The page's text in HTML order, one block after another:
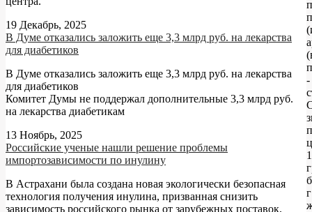
19 Декабрь, 2025
В Думе отказались заложить еще 3,3 млрд руб. на лекарства
для диабетиков
В Думе отказались заложить еще 3,3 млрд руб. на лекарства
для диабетиков
Комитет Думы не поддержал дополнительные 3,3 млрд руб.
на лекарства диабетикам
13 Ноябрь, 2025
Российские ученые нашли решение проблемы
импортозависимости по инулину
В Астрахани была создана новая экологически безопасная
технология получения инулина, призванная снизить
зависимость российского рынка от зарубежных поставок.
-
г